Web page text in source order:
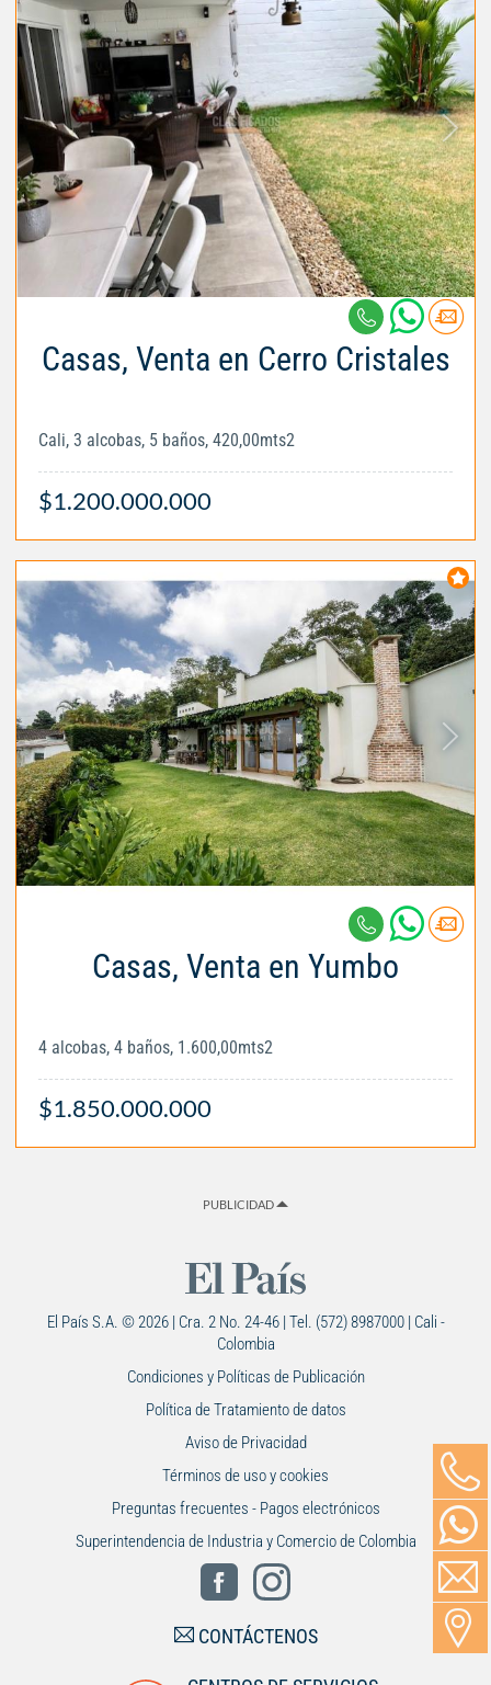
Casas, Venta en Cerro Cristales
Cali, 3 alcobas, 5 baños, 420,00mts2
$1.200.000.000
Casas, Venta en Yumbo
4 alcobas, 4 baños, 1.600,00mts2
$1.850.000.000
PUBLICIDAD
El País S.A. © 2026 | Cra. 2 No. 24-46 | Tel. (572) 8987000 | Cali -
Colombia
Condiciones y Políticas de Publicación
Política de Tratamiento de datos
Aviso de Privacidad
Términos de uso y cookies
Preguntas frecuentes - Pagos electrónicos
Superintendencia de Industria y Comercio de Colombia
CONTÁCTENOS